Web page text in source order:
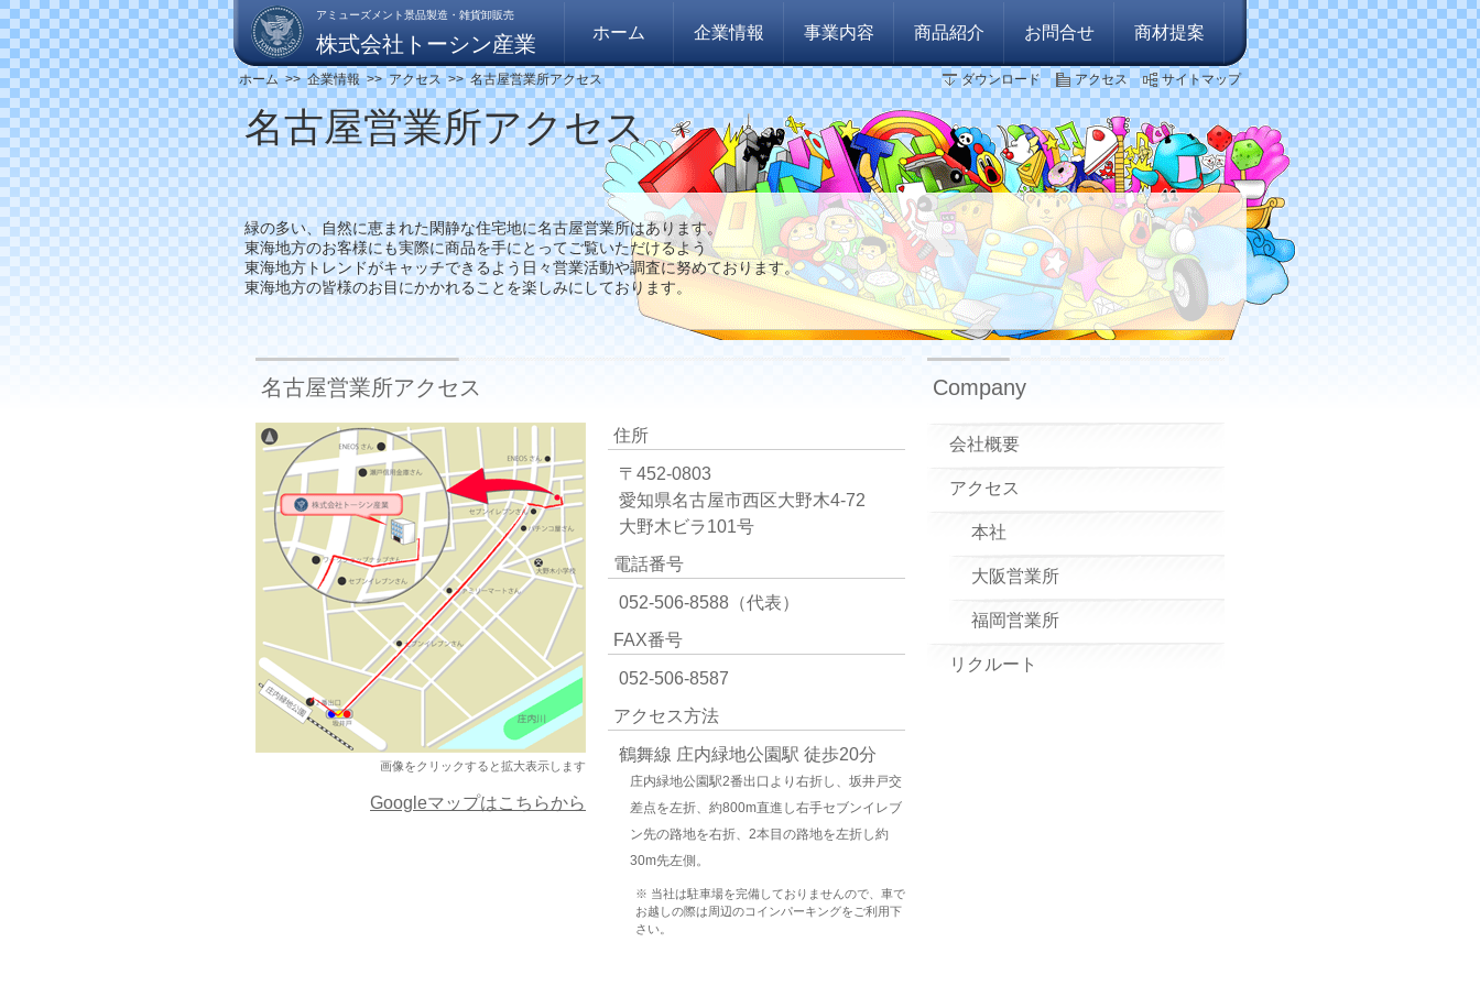
アミューズメント景品製造・ 雑貨卸販売
株式会社トーシン産業 ホーム 企業情報 事業内容 商品紹介 お問合せ 商材提案
ホーム>> 企業情報>> アクセス>> 名古屋営業所アクセス ダウンロード アクセス サイトマップ
名古屋営業所アクセス
緑の多い、自然に恵まれた閑静な住宅地に名古屋営業所はあります。
東海地方のお客様にも実際に商品を手にとってご覧いただけるよう
東海地方トレンドがキャッチできるよう日々営業活動や調査に努めております。
東海地方の皆様のお目にかかれることを楽しみにしております。
名古屋営業所アクセス
画像をクリックすると拡大表示します
Googleマップはこちらから
住所
〒452-0803
愛知県名古屋市西区大野木4-72
大野木ビラ101号
電話番号
052-506-8588（代表）
FAX番号
052-506-8587
アクセス方法
鶴舞線 庄内緑地公園駅 徒歩20分
庄内緑地公園駅2番出口より右折し、坂井戸交
差点を左折、約800m直進し右手セブンイレブ
ン先の路地を右折、2本目の路地を左折し約
30m先左側。
※ 当社は駐車場を完備しておりませんので、車で
お越しの際は周辺のコインパーキングをご利用下
さい。
Company
会社概要
アクセス
本社
大阪営業所
福岡営業所
リクルート